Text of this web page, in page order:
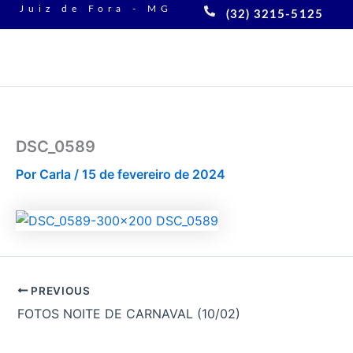
para
Juiz de Fora - MG (32) 3215-5125
DSC_0589
Por Carla / 15 de fevereiro de 2024
PREVIOUS
FOTOS NOITE DE CARNAVAL (10/02)